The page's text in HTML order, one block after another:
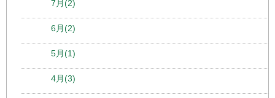
7月(2)
6月(2)
5月(1)
4月(3)